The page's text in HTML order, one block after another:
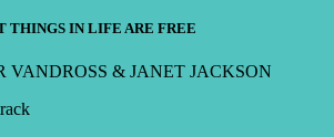
THINGS IN LIFE ARE FREE
VANDROSS & JANET JACKSON